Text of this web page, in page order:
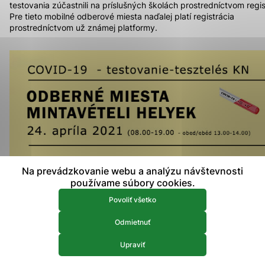
testovania zúčastnili na príslušných školách prostredníctvom
Pre tieto mobilné odberové miesta naďalej platí registrácia
prostredníctvom už známej platformy.
Na prevádzkovanie webu a analýzu návštevnosti
používame súbory cookies.
Povoliť všetko
Odmietnuť
Upraviť
prístup k zabezpečeným oblastiam webovej stránky. Bez
týchto súborov cookie nemôže web správne fungovať.
Analytické cookies Analytické
Analytické cookies pomáhajú prevádzkovateľovi stránok
pochopiť, ako návštevníci stránok stránku používajú, aby
mohol stránky optimalizovať a ponúknuť im lepšiu
skúsenosť. Všetky dáta sa zbierajú anonymne a nie je
možné ich spojiť s konkrétnou osobou.
Uložiť nastavenia
Viac informácií